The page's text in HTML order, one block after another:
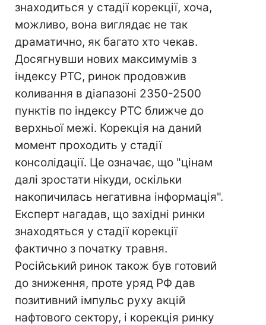
знаходиться у стадії корекції, хоча,
можливо, вона виглядає не так
драматично, як багато хто чекав.
Досягнувши нових максимумів з
індексу РТС, ринок продовжив
коливання в діапазоні 2350-2500
пунктів по індексу РТС ближче до
верхньої межі. Корекція на даний
момент проходить у стадії
консолідації. Це означає, що "цінам
далі зростати нікуди, оскільки
накопичилась негативна інформація".
Експерт нагадав, що західні ринки
знаходяться у стадії корекції
фактично з початку травня.
Російський ринок також був готовий
до зниження, проте уряд РФ дав
позитивний імпульс руху акцій
нафтового сектору, і корекція ринку